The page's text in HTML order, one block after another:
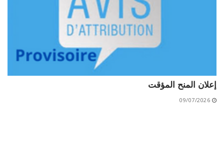
إعلان المنح المؤقت
09/07/2026